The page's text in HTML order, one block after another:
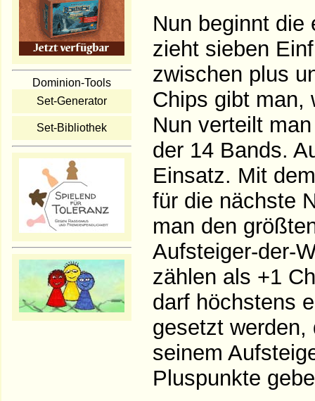
Dominion-Tools
Set-Generator
Set-Bibliothek
Nun beginnt die
zieht sieben
zwischen plus
Chips gibt man,
Nun verteilt
der 14 Bands.
Einsatz. Mit
für die nächste
man den
Aufsteiger-der-
zählen als +1
darf höchstens
gesetzt werden,
seinem
Pluspunkte